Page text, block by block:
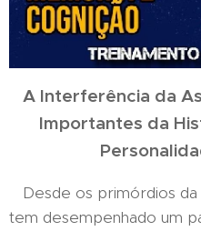
A Interferência da
Importantes da
Desde os primórdios da
tem desempenhado um